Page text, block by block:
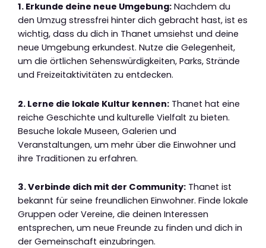
1. Erkunde deine neue Umgebung: Nachdem du
den Umzug stressfrei hinter dich gebracht hast, ist es
wichtig, dass du dich in Thanet umsiehst und deine
neue Umgebung erkundest. Nutze die Gelegenheit,
um die örtlichen Sehenswürdigkeiten, Parks, Strände
und Freizeitaktivitäten zu entdecken.
2. Lerne die lokale Kultur kennen: Thanet hat eine
reiche Geschichte und kulturelle Vielfalt zu bieten.
Besuche lokale Museen, Galerien und
Veranstaltungen, um mehr über die Einwohner und
ihre Traditionen zu erfahren.
3. Verbinde dich mit der Community: Thanet ist
bekannt für seine freundlichen Einwohner. Finde lokale
Gruppen oder Vereine, die deinen Interessen
entsprechen, um neue Freunde zu finden und dich in
der Gemeinschaft einzubringen.